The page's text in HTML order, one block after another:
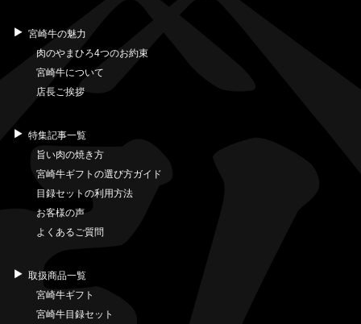
宮崎牛の魅力
肉のやまひろ4つのお約束
宮崎牛について
店長ご挨拶
特集記事一覧
旨い肉の焼き方
宮崎牛ギフトの選び方ガイド
目録セットの利用方法
お客様の声
よくあるご質問
取扱商品一覧
宮崎牛ギフト
宮崎牛目録セット